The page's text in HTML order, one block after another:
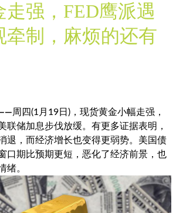
走强，FED鹰派遇
牵制，麻烦的还有
周四(1月19日)， 现货黄金小幅走强，
联储加息步伐放缓。有更多证据表明，
退，而经济增长也变得更弱势。美国债
口期比预期更短，恶化了经济前景，也
绪。